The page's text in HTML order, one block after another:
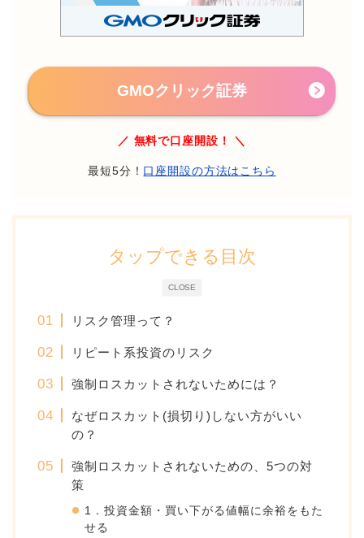
GMOクリック証券
／ 無料で口座開設！ ＼
最短5分！ 口座開設の方法はこちら
CLOSE
タップできる目次
リスク管理って？
リピート系投資のリスク
強制ロスカットされないためには？
なぜロスカット(損切り)しない方がいい
の？
強制ロスカットされないための、5つの対
策
1．投資金額・買い下がる値幅に余裕をもた
せる